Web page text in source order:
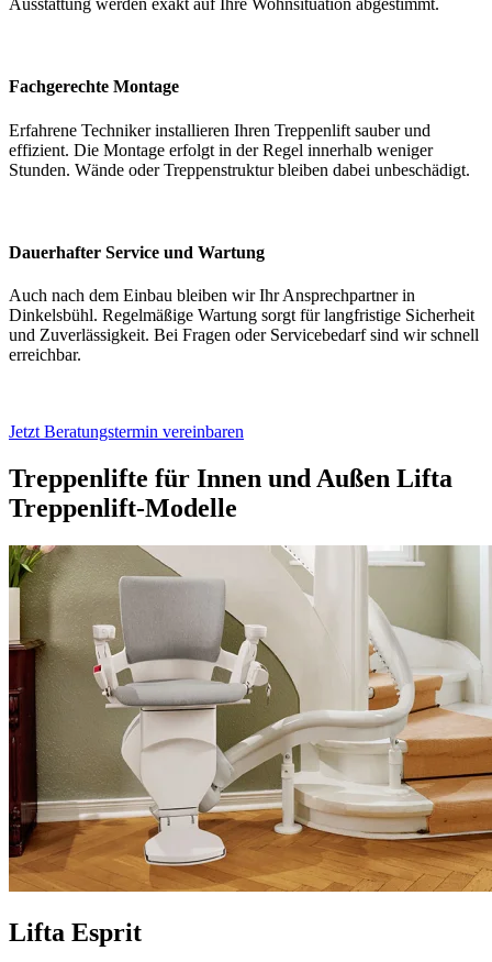
Ausstattung werden exakt auf Ihre Wohnsituation abgestimmt.
Fachgerechte Montage
Erfahrene Techniker installieren Ihren Treppenlift sauber und
effizient. Die Montage erfolgt in der Regel innerhalb weniger
Stunden. Wände oder Treppenstruktur bleiben dabei unbeschädigt.
Dauerhafter Service und Wartung
Auch nach dem Einbau bleiben wir Ihr Ansprechpartner in
Dinkelsbühl. Regelmäßige Wartung sorgt für langfristige Sicherheit
und Zuverlässigkeit. Bei Fragen oder Servicebedarf sind wir schnell
erreichbar.
Jetzt Beratungstermin vereinbaren
Treppenlifte für Innen und Außen Lifta
Treppenlift-Modelle
Lifta Esprit